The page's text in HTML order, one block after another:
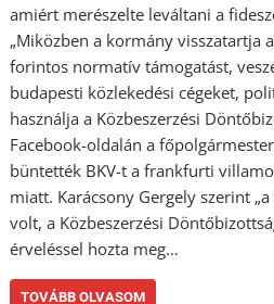
amiért merészelte leváltani a
„Miközben a kormány visszatartja
forintos normatív támogatást,
budapesti közlekedési cégeket,
használja a Közbeszerzési
Facebook-oldalán a
büntették BKV-t a frankfurti
miatt. Karácsony Gergely szerint
volt, a Közbeszerzési
érveléssel hozta meg…
TOVÁBB OLVASOM